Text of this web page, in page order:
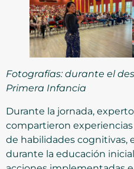
Fotografías: durante el
Primera Infancia
Durante la jornada,
compartieron
de habilidades cognitivas,
durante la educación